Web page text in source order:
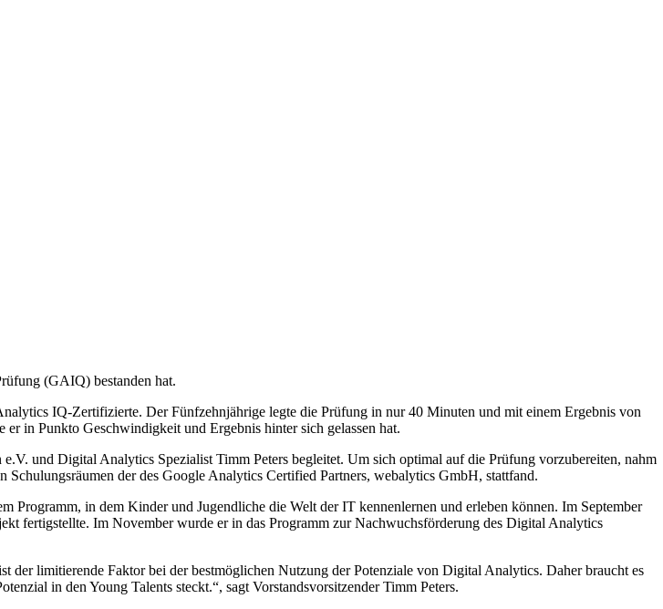
(GAIQ) bestanden hat.
IQ-Zertifizierte. Der Fünfzehnjährige legte die Prüfung in nur 40 Minuten und mit einem Ergebnis von
in Punkto Geschwindigkeit und Ergebnis hinter sich gelassen hat.
und Digital Analytics Spezialist Timm Peters begleitet. Um sich optimal auf die Prüfung vorzubereiten, nahm
der des Google Analytics Certified Partners, webalytics GmbH, stattfand.
Programm, in dem Kinder und Jugendliche die Welt der IT kennenlernen und erleben können. Im September
fertigstellte. Im November wurde er in das Programm zur Nachwuchsförderung des Digital Analytics
der limitierende Faktor bei der bestmöglichen Nutzung der Potenziale von Digital Analytics. Daher braucht es
in den Young Talents steckt.“, sagt Vorstandsvorsitzender Timm Peters.